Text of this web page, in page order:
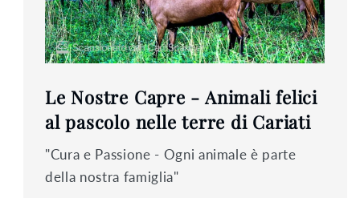
Le Nostre Capre - Animali felici
al pascolo nelle terre di Cariati
"Cura e Passione - Ogni animale è parte
della nostra famiglia"